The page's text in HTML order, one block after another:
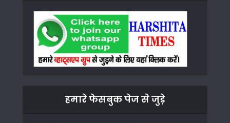
हमारे फेसबुक पेज से जुड़े